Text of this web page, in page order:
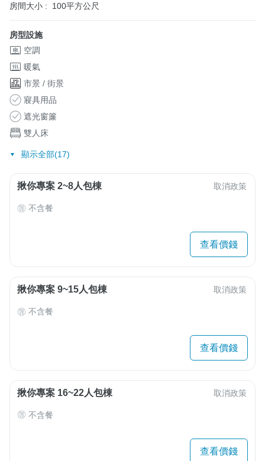
房間大小 :
100平方公尺
房型設施
空調
暖氣
市景 / 街景
寢具用品
遮光窗簾
雙人床
顯示全部(17)
揪你專案 2~8人包棟 取消政策
不含餐
查看價錢
揪你專案 9~15人包棟 取消政策
不含餐
查看價錢
揪你專案 16~22人包棟 取消政策
不含餐
查看價錢